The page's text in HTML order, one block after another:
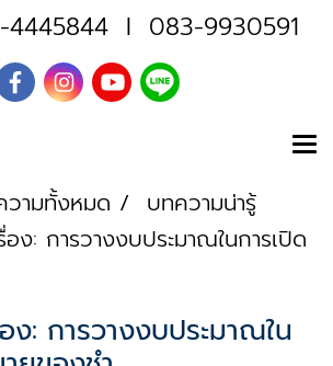
4445844I 083-9930591
วามทั้งหมด
บทความน่ารู้
ง: การวางงบประมาณในการเปิด
ง: การวางงบประมาณใน